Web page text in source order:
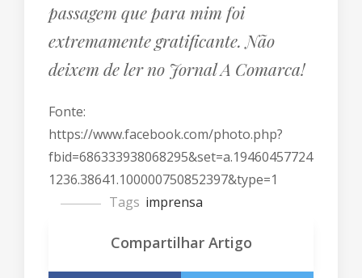
passagem que para mim foi
extremamente gratificante. Não
deixem de ler no Jornal A Comarca!
Fonte:
https://www.facebook.com/photo.php?
fbid=686333938068295&set=a.19460457724
1236.38641.100000750852397&type=1
Tags imprensa
Compartilhar Artigo